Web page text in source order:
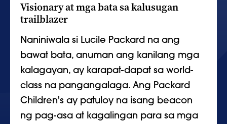
Visionary at mga bata sa kalusugan
trailblazer
Naniniwala si Lucile Packard na ang
bawat bata, anuman ang kanilang mga
kalagayan, ay karapat-dapat sa world-
class na pangangalaga. Ang Packard
Children's ay patuloy na isang beacon
ng pag-asa at kagalingan para sa mga